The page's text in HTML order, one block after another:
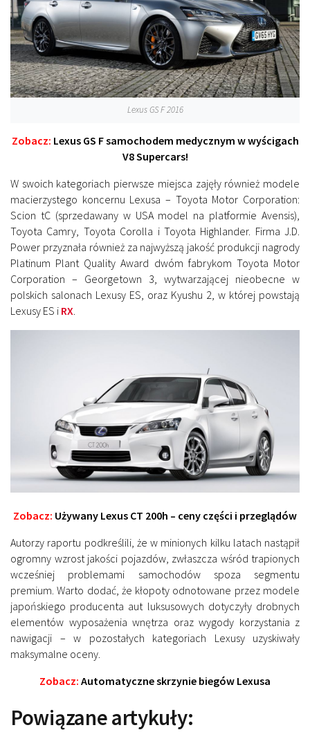
Lexus GS F 2016
Zobacz: Lexus GS F samochodem medycznym w wyścigach
V8 Supercars!
W swoich kategoriach pierwsze miejsca zajęły również modele
macierzystego koncernu Lexusa – Toyota Motor Corporation:
Scion tC (sprzedawany w USA model na platformie Avensis),
Toyota Camry, Toyota Corolla i Toyota Highlander. Firma J.D.
Power przyznała również za najwyższą jakość produkcji nagrody
Platinum Plant Quality Award dwóm fabrykom Toyota Motor
Corporation – Georgetown 3, wytwarzającej nieobecne w
polskich salonach Lexusy ES, oraz Kyushu 2, w której powstają
Lexusy ES i RX.
Zobacz: Używany Lexus CT 200h – ceny części i przeglądów
Autorzy raportu podkreślili, że w minionych kilku latach nastąpił
ogromny wzrost jakości pojazdów, zwłaszcza wśród trapionych
wcześniej problemami samochodów spoza segmentu
premium. Warto dodać, że kłopoty odnotowane przez modele
japońskiego producenta aut luksusowych dotyczyły drobnych
elementów wyposażenia wnętrza oraz wygody korzystania z
nawigacji – w pozostałych kategoriach Lexusy uzyskiwały
maksymalne oceny.
Zobacz: Automatyczne skrzynie biegów Lexusa
Powiązane artykuły: